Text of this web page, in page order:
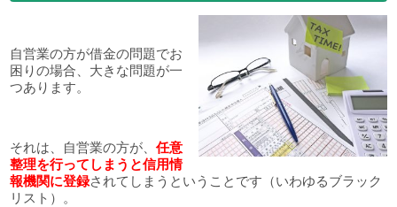
自営業の方が借金の問題でお
困りの場合、大きな問題が一
つあります。
それは、自営業の方が、任意
整理を行ってしまうと信用情
報機関に登録されてしまうということです（いわゆるブラック
リスト）。